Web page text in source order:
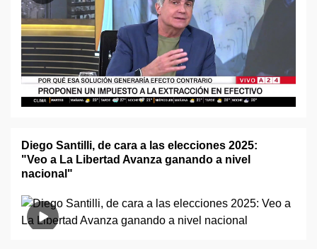
Diego Santilli, de cara a las elecciones 2025:
"Veo a La Libertad Avanza ganando a nivel
nacional"